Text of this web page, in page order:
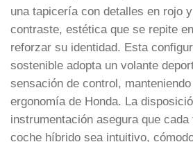
una tapicería con detalles en rojo
contraste, estética que se repite
reforzar su identidad. Esta
sostenible adopta un volante
sensación de control,
ergonomía de Honda. La
instrumentación asegura que
coche híbrido sea intuitivo,